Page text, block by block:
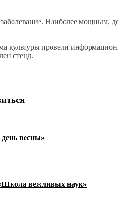
Наиболее мощным,
культуры провели
стенд.
весны»
вежливых наук»